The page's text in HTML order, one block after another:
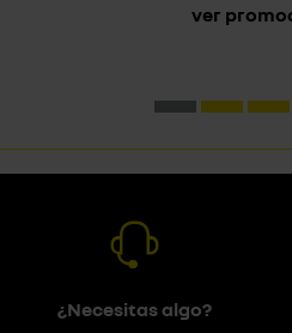
ver
¿Necesitas algo?